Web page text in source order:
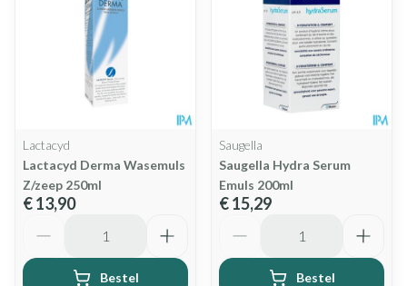
Lactacyd
Lactacyd Derma Wasemuls
Z/zeep 250ml
€ 13,90
Bestel
Saugella
Saugella Hydra Serum
Emuls 200ml
€ 15,29
Bestel